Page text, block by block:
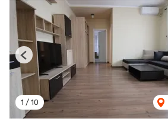
1 / 10
Previous